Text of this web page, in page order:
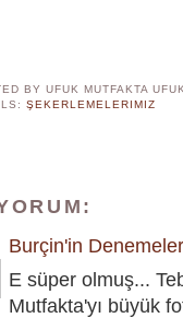
BY UFUK MUTFAKTA
ŞEKERLEMELERIMIZ
Burçin'in
E süper olmuş...
Mutfakta'yı büyük